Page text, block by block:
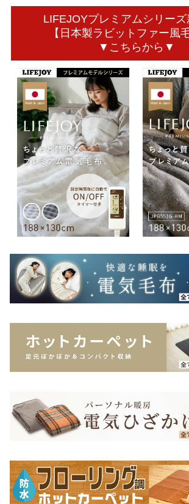
LIFEJOYプレミアムシリーズ
【日本製ラビットファー風
▼こちらから▼